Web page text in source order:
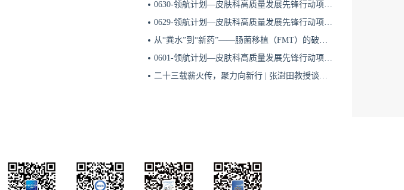
8月11日
“始于APRIL，治肾有方”慢性肾脏病精准治疗线上交流会8.11（一）
8月12日
18:50